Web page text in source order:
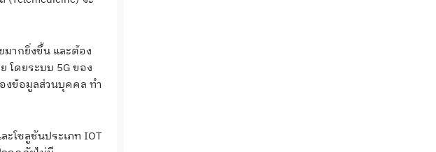
มากยิ่งขึ้น และต้อง
โดยระบบ 5G ของ
งข้อมูลส่วนบุคคล ทำ
ะโซลูชันประเภท IOT